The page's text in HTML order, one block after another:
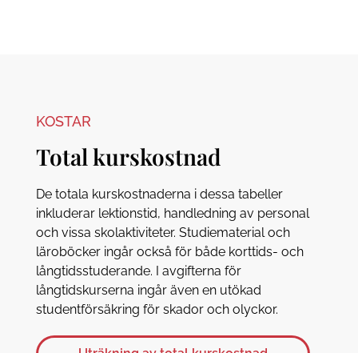
KOSTAR
Total kurskostnad
De totala kurskostnaderna i dessa tabeller
inkluderar lektionstid, handledning av personal
och vissa skolaktiviteter. Studiematerial och
läroböcker ingår också för både korttids- och
långtidsstuderande. I avgifterna för
långtidskurserna ingår även en utökad
studentförsäkring för skador och olyckor.